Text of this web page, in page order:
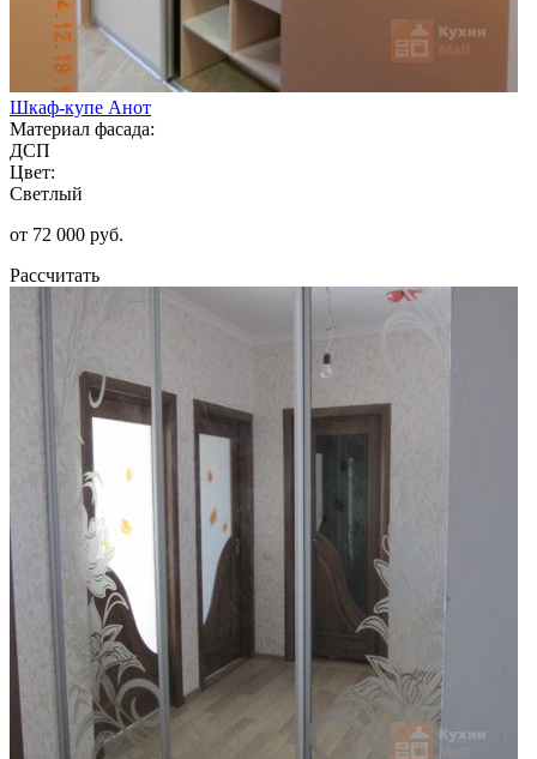
Шкаф-купе Анот
Материал фасада:
ДСП
Цвет:
Светлый
от 72 000 руб.
Рассчитать